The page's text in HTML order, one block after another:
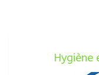
Hygiène